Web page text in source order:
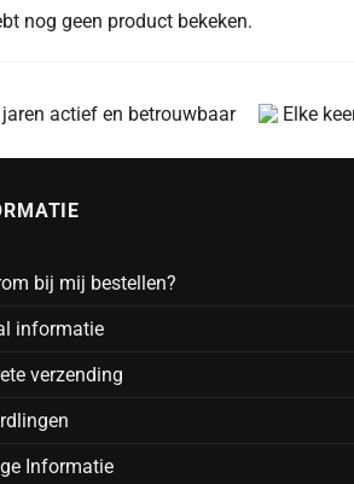
nog geen product bekeken.
actief en betrouwbaar Elke
bij mij bestellen?
informatie
verzending
Informatie